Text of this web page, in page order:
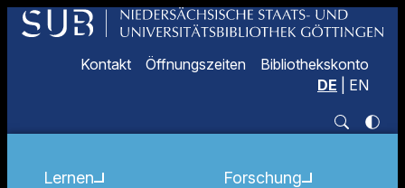
Kontakt Öffnungszeiten
Bibliothekskonto
DE
EN
Lernen Forschung